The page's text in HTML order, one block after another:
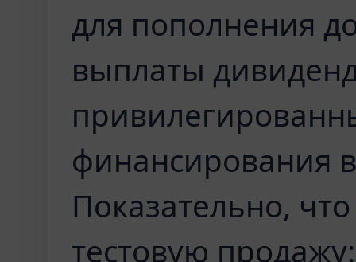
для пополнения
выплаты
финансирования
Показательно,
тестовую